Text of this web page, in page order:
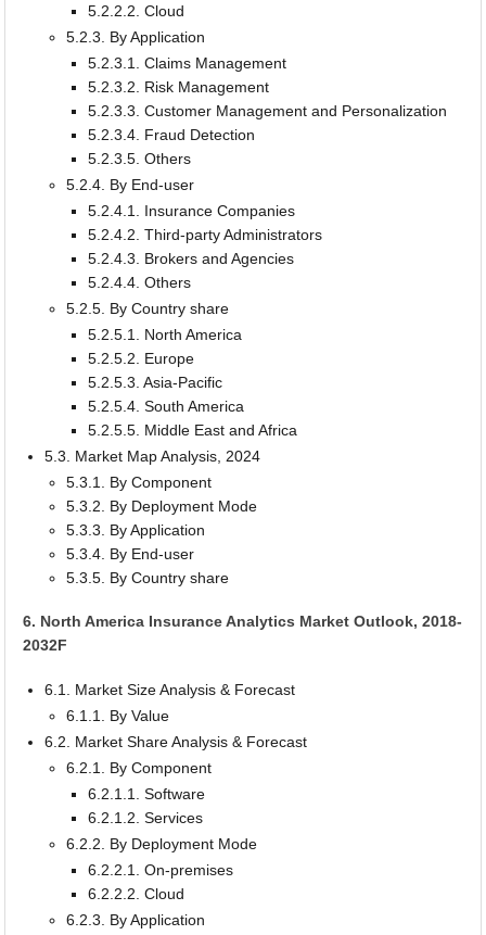
5.2.2.2. Cloud
5.2.3. By Application
5.2.3.1. Claims Management
5.2.3.2. Risk Management
5.2.3.3. Customer Management and Personalization
5.2.3.4. Fraud Detection
5.2.3.5. Others
5.2.4. By End-user
5.2.4.1. Insurance Companies
5.2.4.2. Third-party Administrators
5.2.4.3. Brokers and Agencies
5.2.4.4. Others
5.2.5. By Country share
5.2.5.1. North America
5.2.5.2. Europe
5.2.5.3. Asia-Pacific
5.2.5.4. South America
5.2.5.5. Middle East and Africa
5.3. Market Map Analysis, 2024
5.3.1. By Component
5.3.2. By Deployment Mode
5.3.3. By Application
5.3.4. By End-user
5.3.5. By Country share
6. North America Insurance Analytics Market Outlook, 2018-
2032F
6.1. Market Size Analysis & Forecast
6.1.1. By Value
6.2. Market Share Analysis & Forecast
6.2.1. By Component
6.2.1.1. Software
6.2.1.2. Services
6.2.2. By Deployment Mode
6.2.2.1. On-premises
6.2.2.2. Cloud
6.2.3. By Application